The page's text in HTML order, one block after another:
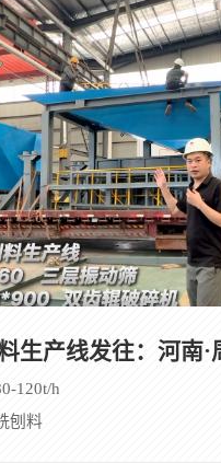
生产线发往：河南·
120t/h
刨料